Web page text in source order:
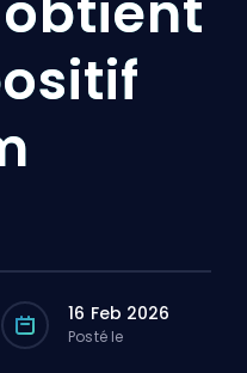
16 Feb 2026
Posté le